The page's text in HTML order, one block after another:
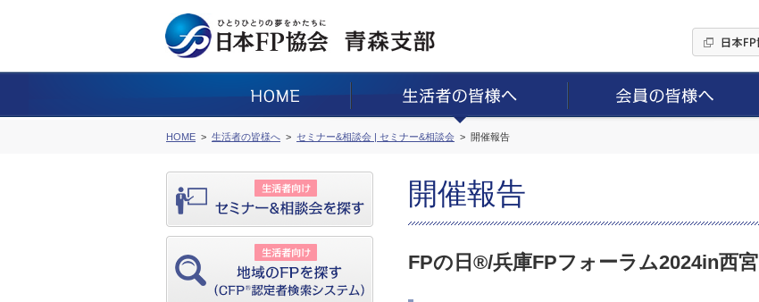
HOME 生活者の皆様へ セミナー&相談会 | セミナー&相談会 開催報告
開催報告
FPの日®/兵庫FPフォーラム2024in西宮